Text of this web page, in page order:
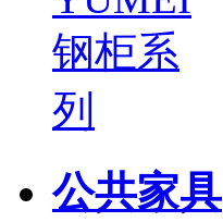
公共家具